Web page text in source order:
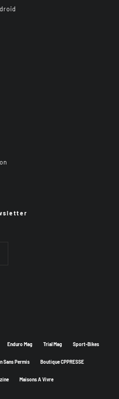
Enduro Mag Trial Mag Sport-Bikes
Sans Permis Boutique CPPRESSE
Maisons A Vivre